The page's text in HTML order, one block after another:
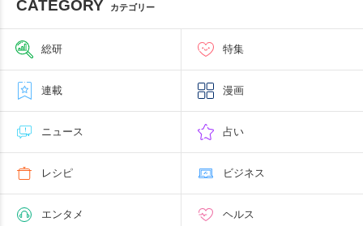
CATEGORY カテゴリー
総研 特集
連載 漫画
ニュース 占い
レシピ ビジネス
エンタメ ヘルス